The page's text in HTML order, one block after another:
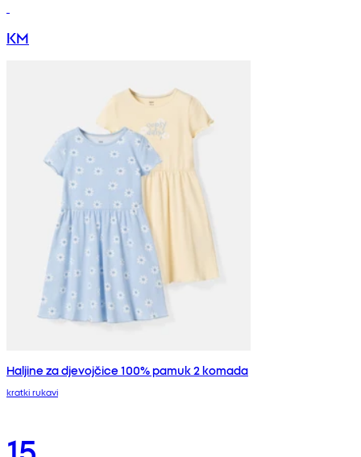
KM
Haljine za djevojčice 100% pamuk 2 komada
kratki rukavi